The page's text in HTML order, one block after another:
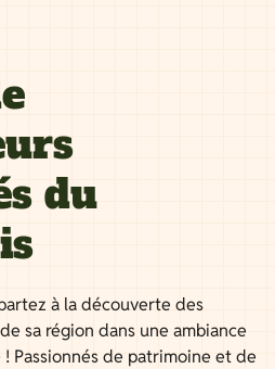
du
à la découverte des
sa région dans une ambiance
Passionnés de patrimoine et de